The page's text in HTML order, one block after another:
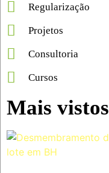
Regularização
Projetos
Consultoria
Cursos
Mais vistos